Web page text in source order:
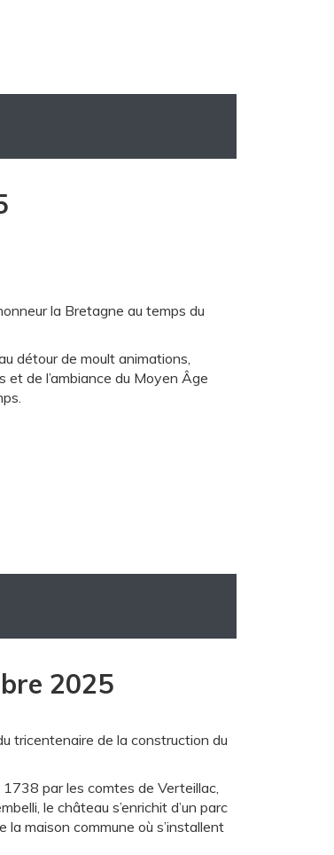
la Bretagne au temps du
détour de moult animations,
de l’ambiance du Moyen Âge
2025
tricentenaire de la construction du
par les comtes de Verteillac,
le château s’enrichit d’un parc
maison commune où s’installent